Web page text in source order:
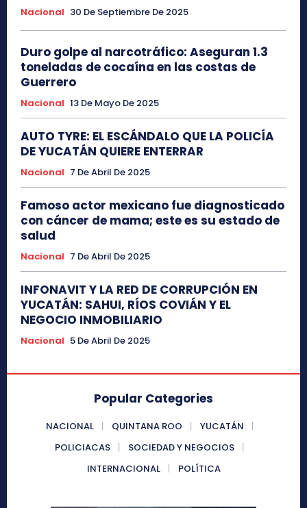
Nacional 30 De Septiembre De 2025
Duro golpe al narcotráfico: Aseguran 1.3
toneladas de cocaína en las costas de
Guerrero
Nacional 13 De Mayo De 2025
AUTO TYRE: EL ESCÁNDALO QUE LA POLICÍA
DE YUCATÁN QUIERE ENTERRAR
Nacional 7 De Abril De 2025
Famoso actor mexicano fue diagnosticado
con cáncer de mama; este es su estado de
salud
Nacional 7 De Abril De 2025
INFONAVIT Y LA RED DE CORRUPCIÓN EN
YUCATÁN: SAHUI, RÍOS COVIÁN Y EL
NEGOCIO INMOBILIARIO
Nacional 5 De Abril De 2025
Popular Categories
NACIONAL QUINTANA ROO
YUCATÁN
POLICIACAS
SOCIEDAD Y NEGOCIOS
INTERNACIONAL
POLÍTICA